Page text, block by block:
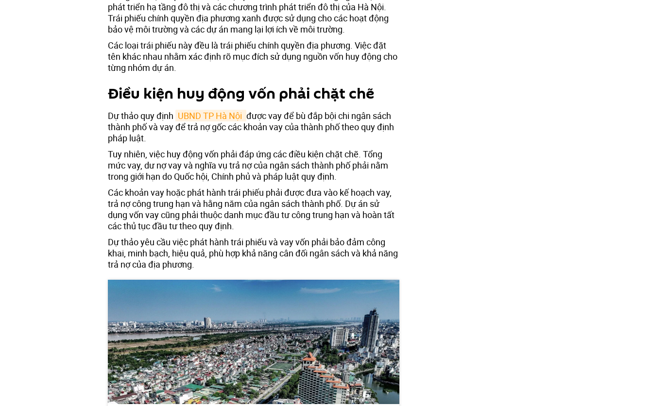
phát triển hạ tầng đô thị và các chương trình phát triển đô thị của Hà Nội.
Trái phiếu chính quyền địa phương xanh được sử dụng cho các hoạt động
bảo vệ môi trường và các dự án mang lại lợi ích về môi trường.
Các loại trái phiếu này đều là trái phiếu chính quyền địa phương. Việc đặt
tên khác nhau nhằm xác định rõ mục đích sử dụng nguồn vốn huy động cho
từng nhóm dự án.
Điều kiện huy động vốn phải chặt chẽ
Dự thảo quy định UBND TP Hà Nội được vay để bù đắp bội chi ngân sách
thành phố và vay để trả nợ gốc các khoản vay của thành phố theo quy định
pháp luật.
Tuy nhiên, việc huy động vốn phải đáp ứng các điều kiện chặt chẽ. Tổng
mức vay, dư nợ vay và nghĩa vụ trả nợ của ngân sách thành phố phải nằm
trong giới hạn do Quốc hội, Chính phủ và pháp luật quy định.
Các khoản vay hoặc phát hành trái phiếu phải được đưa vào kế hoạch vay,
trả nợ công trung hạn và hằng năm của ngân sách thành phố. Dự án sử
dụng vốn vay cũng phải thuộc danh mục đầu tư công trung hạn và hoàn tất
các thủ tục đầu tư theo quy định.
Dự thảo yêu cầu việc phát hành trái phiếu và vay vốn phải bảo đảm công
khai, minh bạch, hiệu quả, phù hợp khả năng cân đối ngân sách và khả năng
trả nợ của địa phương.